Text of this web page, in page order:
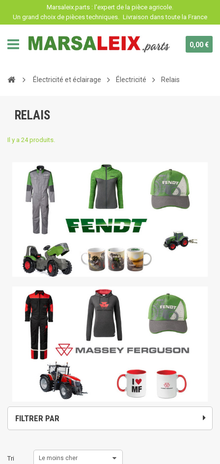
Marsaleix.parts : l'expert de la pièce agricole.
Un grand choix de pièces techniques. Livraison dans toute la France
0,00 €
Électricité et éclairage Électricité Relais
RELAIS
Il y a 24 produits.
FILTRER PAR
Tri Le moins cher
Panneau de gestion des cookies